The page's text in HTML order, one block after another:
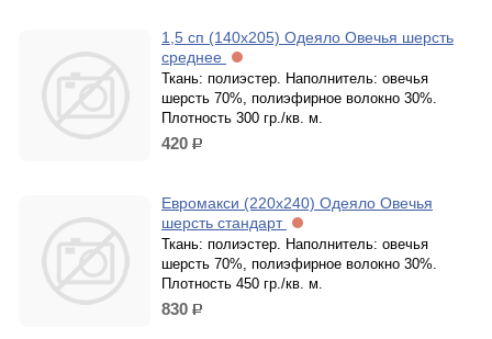
1,5 сп (140х205) Одеяло Овечья шерсть
среднее
Ткань: полиэстер. Наполнитель: овечья
шерсть 70%, полиэфирное волокно 30%.
Плотность 300 гр./кв. м.
420 р.
Евромакси (220х240) Одеяло Овечья
шерсть стандарт
Ткань: полиэстер. Наполнитель: овечья
шерсть 70%, полиэфирное волокно 30%.
Плотность 450 гр./кв. м.
830 р.